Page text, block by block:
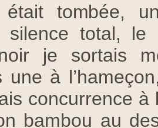
tombée,
silence total, le
je sortais
une à
concurrence
bambou au